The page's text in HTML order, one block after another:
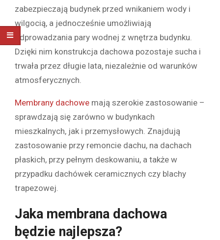
zabezpieczają budynek przed wnikaniem wody i
wilgocią, a jednocześnie umożliwiają
odprowadzania pary wodnej z wnętrza budynku.
Dzięki nim konstrukcja dachowa pozostaje sucha i
trwała przez długie lata, niezależnie od warunków
atmosferycznych.
Membrany dachowe mają szerokie zastosowanie –
sprawdzają się zarówno w budynkach
mieszkalnych, jak i przemysłowych. Znajdują
zastosowanie przy remoncie dachu, na dachach
płaskich, przy pełnym deskowaniu, a także w
przypadku dachówek ceramicznych czy blachy
trapezowej.
Jaka membrana dachowa
będzie najlepsza?